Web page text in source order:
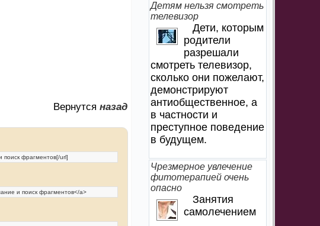
Вернутся назад
Детям нельзя смотреть
телевизор
Дети, которым
родители
разрешали
смотреть телевизор,
сколько они пожелают,
демонстрируют
антиобщественное, а
в частности и
преступное поведение
в будущем.
Чрезмерное увлечение
фитотерапией очень
опасно
Занятия
самолечением